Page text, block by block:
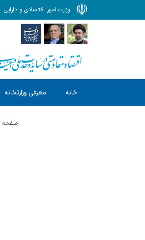
وزارت امور اقتصادی و دارایی
خانه معرفی وزارتخانه
صفحه